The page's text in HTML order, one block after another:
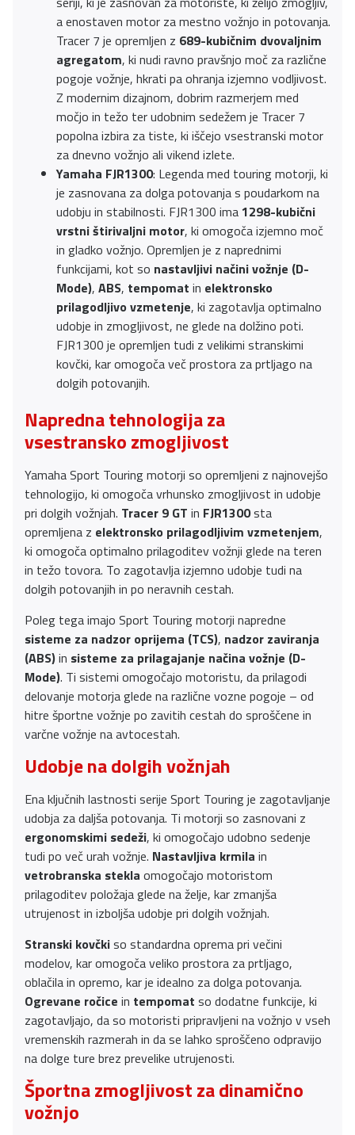
a enostaven motor za mestno vožnjo in potovanja.
Tracer 7 je opremljen z 689-kubičnim dvovaljnim
agregatom, ki nudi ravno pravšnjo moč za različne
pogoje vožnje, hkrati pa ohranja izjemno vodljivost.
Z modernim dizajnom, dobrim razmerjem med
močjo in težo ter udobnim sedežem je Tracer 7
popolna izbira za tiste, ki iščejo vsestranski motor
za dnevno vožnjo ali vikend izlete.
Yamaha FJR1300: Legenda med touring motorji, ki
je zasnovana za dolga potovanja s poudarkom na
udobju in stabilnosti. FJR1300 ima 1298-kubični
vrstni štirivaljni motor, ki omogoča izjemno moč
in gladko vožnjo. Opremljen je z naprednimi
funkcijami, kot so nastavljivi načini vožnje (D-
Mode), ABS, tempomat in elektronsko
prilagodljivo vzmetenje, ki zagotavlja optimalno
udobje in zmogljivost, ne glede na dolžino poti.
FJR1300 je opremljen tudi z velikimi stranskimi
kovčki, kar omogoča več prostora za prtljago na
dolgih potovanjih.
Napredna tehnologija za
vsestransko zmogljivost
Yamaha Sport Touring motorji so opremljeni z najnovejšo
tehnologijo, ki omogoča vrhunsko zmogljivost in udobje
pri dolgih vožnjah. Tracer 9 GT in FJR1300sta
opremljena z elektronsko prilagodljivim vzmetenjem,
ki omogoča optimalno prilagoditev vožnji glede na teren
in težo tovora. To zagotavlja izjemno udobje tudi na
dolgih potovanjih in po neravnih cestah.
Poleg tega imajo Sport Touring motorji napredne
sisteme za nadzor oprijema (TCS), nadzor zaviranja
(ABS)in sisteme za prilagajanje načina vožnje (D-
Mode). Ti sistemi omogočajo motoristu, da prilagodi
delovanje motorja glede na različne vozne pogoje – od
hitre športne vožnje po zavitih cestah do sproščene in
varčne vožnje na avtocestah.
Udobje na dolgih vožnjah
Ena ključnih lastnosti serije Sport Touring je zagotavljanje
udobja za daljša potovanja. Ti motorji so zasnovani z
ergonomskimi sedeži, ki omogočajo udobno sedenje
tudi po več urah vožnje. Nastavljiva krmila in
vetrobranska stekla omogočajo motoristom
prilagoditev položaja glede na želje, kar zmanjša
utrujenost in izboljša udobje pri dolgih vožnjah.
Stranski kovčkiso standardna oprema pri večini
modelov, kar omogoča veliko prostora za prtljago,
oblačila in opremo, kar je idealno za dolga potovanja.
Ogrevane ročice in tempomat so dodatne funkcije, ki
zagotavljajo, da so motoristi pripravljeni na vožnjo v vseh
vremenskih razmerah in da se lahko sproščeno odpravijo
na dolge ture brez prevelike utrujenosti.
Športna zmogljivost za dinamično
vožnjo